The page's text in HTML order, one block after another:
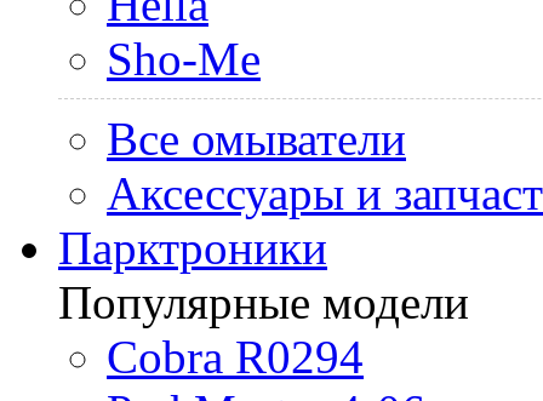
Sho-Me
Все омыватели
Аксессуары и
Парктроники
Популярные модели
Cobra R0294